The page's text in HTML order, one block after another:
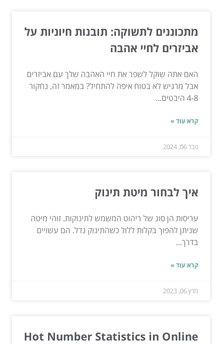
מתכוננים לתשוקה: תובנות חיוניות על
אביזרים לחיי אהבה
האם אתה שוקל לשפר את חיי האהבה שלך עם אביזרים
אבל מרגיש לא בטוח איפה להתחיל? במאמר זה, נחקור
4-8 היבטים...
קרא עוד »
פבר 06, 2024
איך לבחור מיטת תינוק
עריסות הן סוג של ריהוט המשמש לתינוקות. זוהי מיטה
שניתן להפוך בקלות ללול כשהתינוק גדל. הם עשויים
בדרך...
קרא עוד »
מרץ 06, 2023
Hot Number Statistics in Online